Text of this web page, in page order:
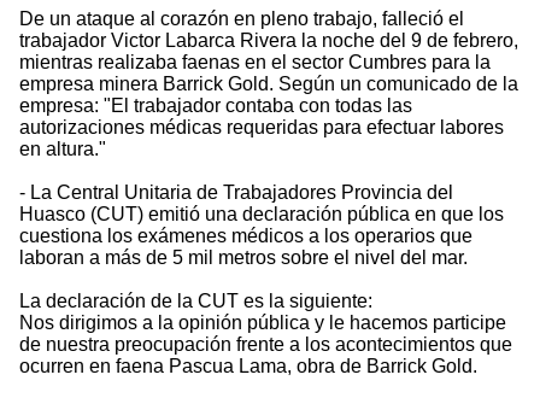
De un ataque al corazón en pleno trabajo, falleció el
trabajador Victor Labarca Rivera la noche del 9 de febrero,
mientras realizaba faenas en el sector Cumbres para la
empresa minera Barrick Gold. Según un comunicado de la
empresa: "El trabajador contaba con todas las
autorizaciones médicas requeridas para efectuar labores
en altura."
- La Central Unitaria de Trabajadores Provincia del
Huasco (CUT) emitió una declaración pública en que los
cuestiona los exámenes médicos a los operarios que
laboran a más de 5 mil metros sobre el nivel del mar.
La declaración de la CUT es la siguiente:
Nos dirigimos a la opinión pública y le hacemos participe
de nuestra preocupación frente a los acontecimientos que
ocurren en faena Pascua Lama, obra de Barrick Gold.